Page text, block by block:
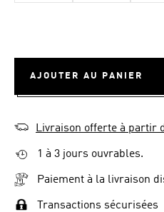
AJOUTER AU PANIER
Livraison offerte à partir
1 à 3 jours ouvrables.
Paiement à la livraison
Transactions sécurisées